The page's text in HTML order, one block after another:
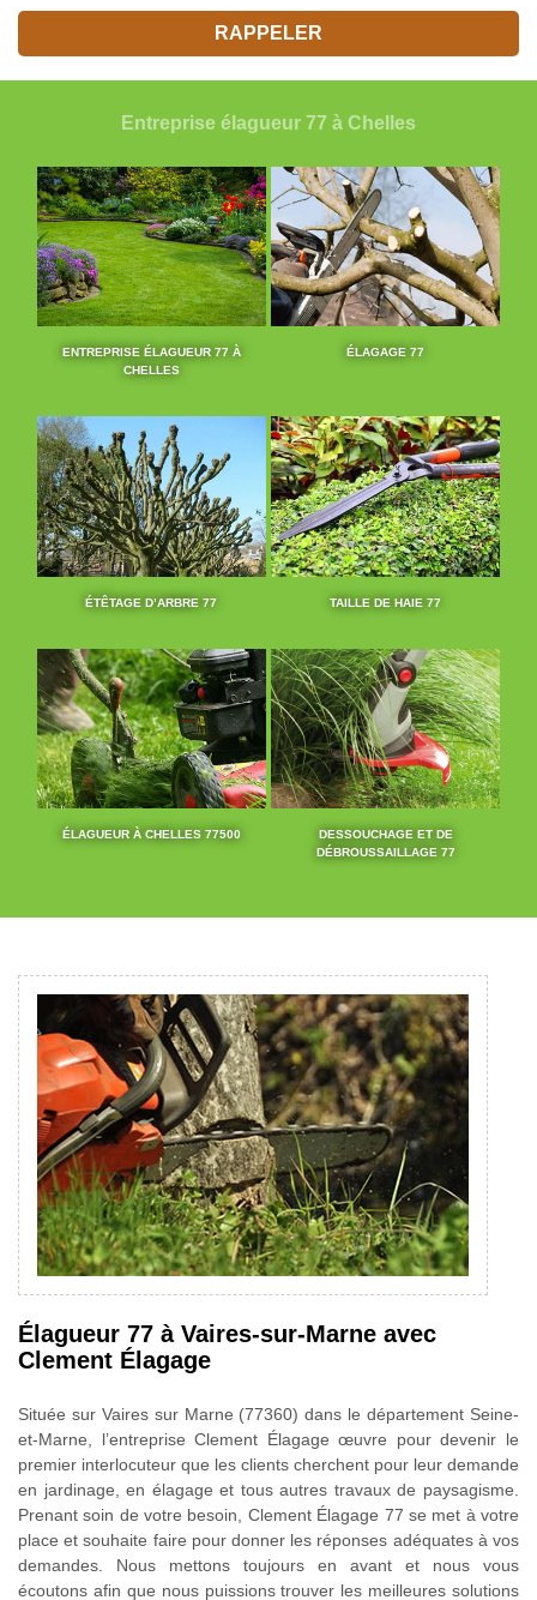
Entreprise élagueur 77 à Chelles
ENTREPRISE ÉLAGUEUR 77 À
CHELLES
ÉLAGAGE 77
ÉTÊTAGE D’ARBRE 77 TAILLE DE HAIE 77
ÉLAGUEUR À CHELLES 77500
DESSOUCHAGE ET DE
DÉBROUSSAILLAGE 77
Élagueur 77 à Vaires-sur-Marne avec
Clement Élagage
Située sur Vaires sur Marne (77360) dans le département Seine-
et-Marne, l’entreprise Clement Élagage œuvre pour devenir le
premier interlocuteur que les clients cherchent pour leur demande
en jardinage, en élagage et tous autres travaux de paysagisme.
Prenant soin de votre besoin, Clement Élagage 77 se met à votre
place et souhaite faire pour donner les réponses adéquates à vos
demandes. Nous mettons toujours en avant et nous vous
écoutons afin que nous puissions trouver les meilleures solutions